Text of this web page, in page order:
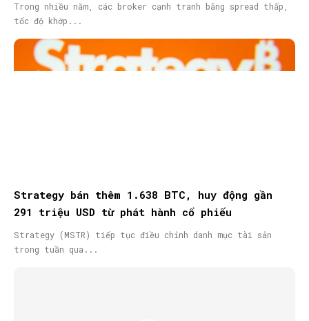
Trong nhiều năm, các broker cạnh tranh bằng spread thấp,
tốc độ khớp...
Strategy bán thêm 1.638 BTC, huy động gần
291 triệu USD từ phát hành cổ phiếu
Strategy (MSTR) tiếp tục điều chỉnh danh mục tài sản
trong tuần qua...